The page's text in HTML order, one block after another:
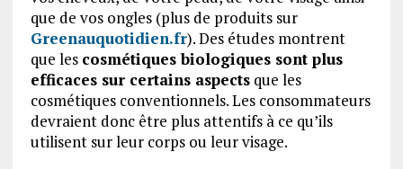
que de vos ongles (plus de produits sur
Greenauquotidien.fr). Des études montrent
que les cosmétiques biologiques sont plus
efficaces sur certains aspectsque les
cosmétiques conventionnels. Les consommateurs
devraient donc être plus attentifs à ce qu’ils
utilisent sur leur corps ou leur visage.